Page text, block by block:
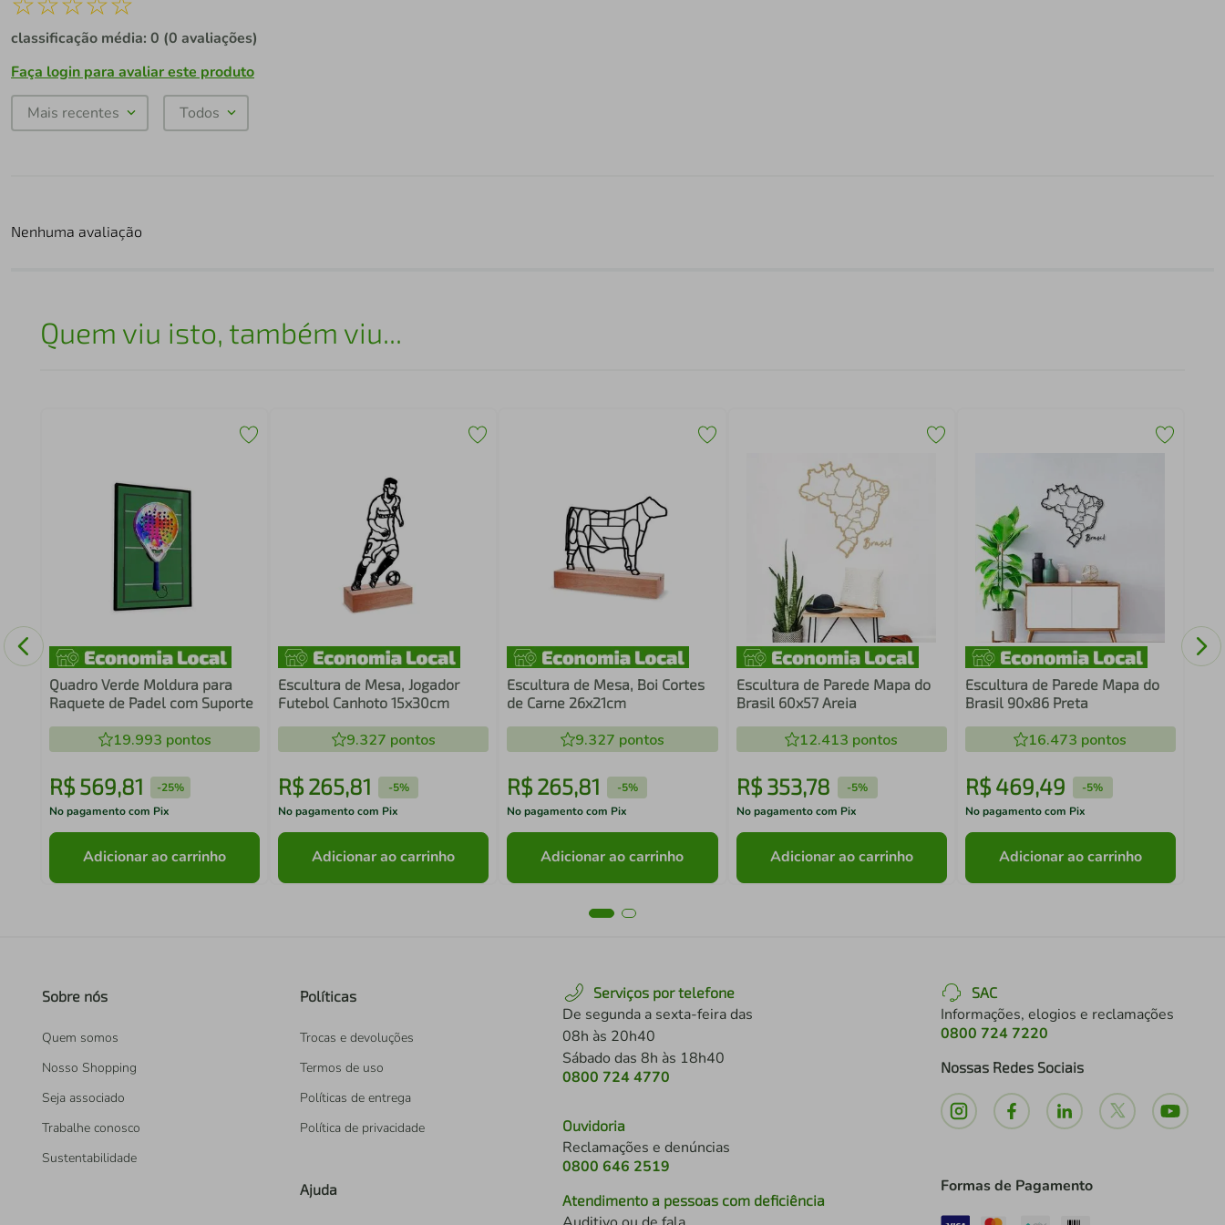
classificação média: 0 (0 avaliações)
Faça login para avaliar este produto
Mais recentes Todos
Nenhuma avaliação
Quem viu isto, também viu...
Quadro Verde Moldura para
Raquete de Padel com Suporte
19.993 pontos
R$ 569,81 -25%
No pagamento com Pix
Adicionar ao carrinho
Escultura de Mesa, Jogador
Futebol Canhoto 15x30cm
9.327 pontos
R$ 265,81 -5%
No pagamento com Pix
Adicionar ao carrinho
Escultura de Mesa, Boi Cortes
de Carne 26x21cm
9.327 pontos
R$265,81 -5%
No pagamento com Pix
Adicionar ao carrinho
Escultura de Parede Mapa do
Brasil 60x57 Areia
12.413 pontos
R$ 353,78 -5%
No pagamento com Pix
Adicionar ao carrinho
Escultura de Parede Mapa do
Brasil 90x86 Preta
16.473 pontos
R$ 469,49 -5%
No pagamento com Pix
Adicionar ao carrinho
Sobre nós
Quem somos
Nosso Shopping
Seja associado
Trabalhe conosco
Sustentabilidade
Políticas
Trocas e devoluções
Termos de uso
Políticas de entrega
Política de privacidade
Ajuda
Serviços por telefone
De segunda a sexta-feira das
08h às 20h40
Sábado das 8h às 18h40
0800 724 4770
Ouvidoria
Reclamações e denúncias
0800 646 2519
Atendimento a pessoas com deficiência
SAC
Informações, elogios e reclamações
0800 724 7220
Nossas Redes Sociais
Formas de Pagamento